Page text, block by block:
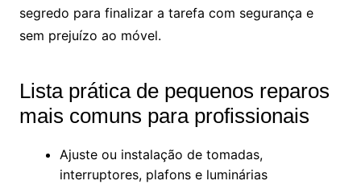
segredo para finalizar a tarefa com segurança e
sem prejuízo ao móvel.
Lista prática de pequenos reparos
mais comuns para profissionais
Ajuste ou instalação de tomadas,
interruptores, plafons e luminárias